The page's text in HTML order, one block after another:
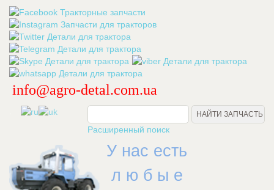
info@agro-detal.com.ua
Расширенный поиск
У нас есть
л ю б ы е